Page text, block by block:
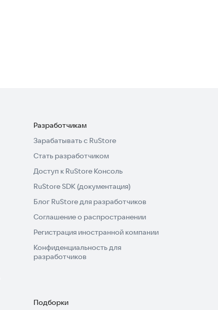
Разработчикам
Зарабатывать с RuStore
Стать разработчиком
Доступ к RuStore Консоль
RuStore SDK (документация)
Блог RuStore для разработчиков
Соглашение о распространении
Регистрация иностранной компании
Конфиденциальность для
разработчиков
Подборки